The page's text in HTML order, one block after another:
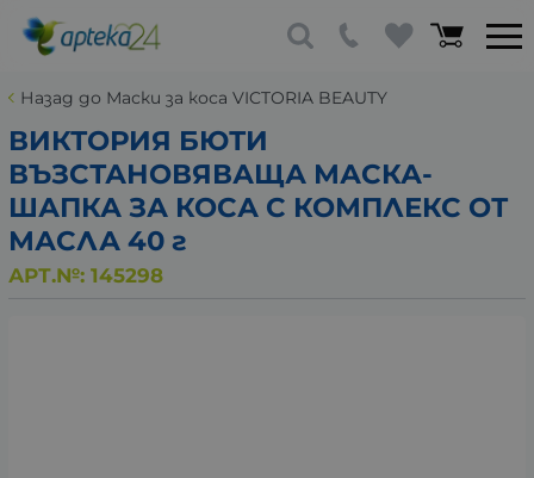
Назад до Маски за коса VICTORIA BEAUTY
ВИКТОРИЯ БЮТИ
ВЪЗСТАНОВЯВАЩА МАСКА-
ШАПКА ЗА КОСА С КОМПЛЕКС ОТ
МАСЛА 40 г
АРТ.№: 145298